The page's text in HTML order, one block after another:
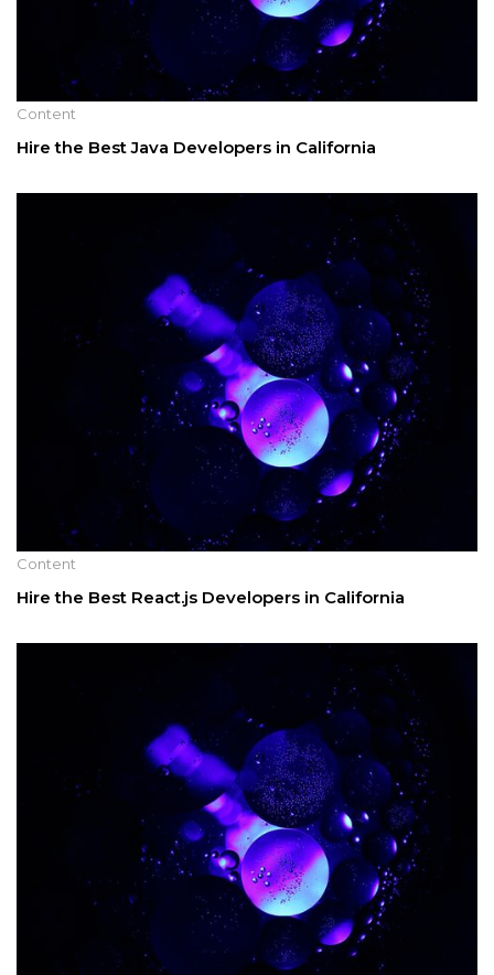
Content
Hire the Best Java Developers in California
Content
Hire the Best React.js Developers in California